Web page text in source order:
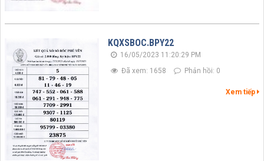
KQXSBOC.BPY22
16/05/2023 11:20:29 PM
Đã xem: 1658
Phản hồi: 0
Xem tiếp